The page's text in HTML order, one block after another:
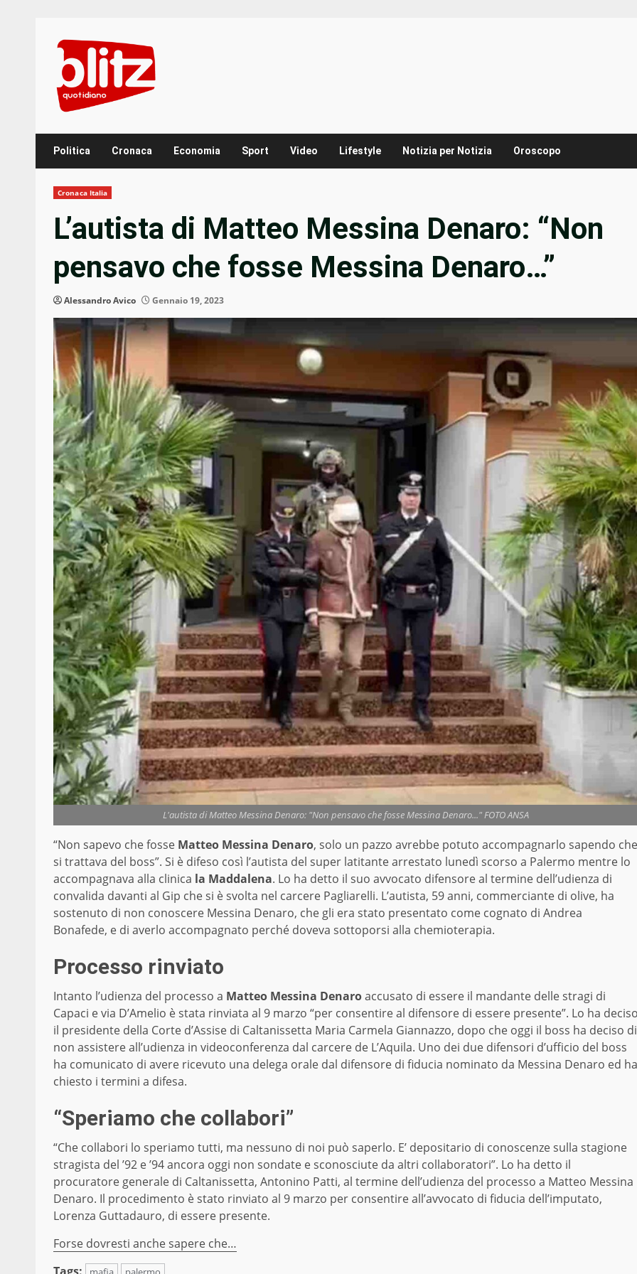
content
Politica Cronaca Economia Sport Video Lifestyle Notizia per Notizia Oroscopo
Cronaca Italia
L’autista di Matteo Messina Denaro: “Non
pensavo che fosse Messina Denaro…”
Alessandro Avico Gennaio 19, 2023
L'autista di Matteo Messina Denaro: "Non pensavo che fosse Messina Denaro..." FOTO ANSA
“Non sapevo che fosse Matteo Messina Denaro, solo un pazzo avrebbe potuto accompagnarlo sapendo che
si trattava del boss”. Si è difeso così l’autista del super latitante arrestato lunedì scorso a Palermo mentre lo
accompagnava alla clinica la Maddalena. Lo ha detto il suo avvocato difensore al termine dell’udienza di
convalida davanti al Gip che si è svolta nel carcere Pagliarelli. L’autista, 59 anni, commerciante di olive, ha
sostenuto di non conoscere Messina Denaro, che gli era stato presentato come cognato di Andrea
Bonafede, e di averlo accompagnato perché doveva sottoporsi alla chemioterapia.
Processo rinviato
Intanto l’udienza del processo a Matteo Messina Denaroaccusato di essere il mandante delle stragi di
Capaci e via D’Amelio è stata rinviata al 9 marzo “per consentire al difensore di essere presente”. Lo ha
il presidente della Corte d’Assise di Caltanissetta Maria Carmela Giannazzo, dopo che oggi il boss ha deciso di
non assistere all’udienza in videoconferenza dal carcere de L’Aquila. Uno dei due difensori d’ufficio del boss
ha comunicato di avere ricevuto una delega orale dal difensore di fiducia nominato da Messina Denaro ed ha
chiesto i termini a difesa.
“Speriamo che collabori”
“Che collabori lo speriamo tutti, ma nessuno di noi può saperlo. E’ depositario di conoscenze sulla stagione
stragista del ’92 e ’94 ancora oggi non sondate e sconosciute da altri collaboratori”. Lo ha detto il
procuratore generale di Caltanissetta, Antonino Patti, al termine dell’udienza del processo a Matteo Messina
Denaro. Il procedimento è stato rinviato al 9 marzo per consentire all’avvocato di fiducia dell’imputato,
Lorenza Guttadauro, di essere presente.
Forse dovresti anche sapere che…